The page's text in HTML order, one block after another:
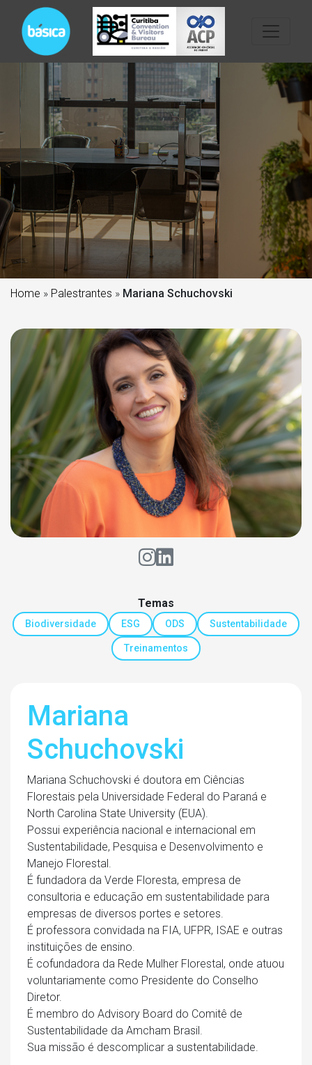
Home » Palestrantes » Mariana Schuchovski
Temas
Biodiversidade ESG ODS Sustentabilidade
Treinamentos
Mariana
Schuchovski
Mariana Schuchovski é doutora em Ciências
Florestais pela Universidade Federal do Paraná e
North Carolina State University (EUA).
Possui experiência nacional e internacional em
Sustentabilidade, Pesquisa e Desenvolvimento e
Manejo Florestal.
É fundadora da Verde Floresta, empresa de
consultoria e educação em sustentabilidade para
empresas de diversos portes e setores.
É professora convidada na FIA, UFPR, ISAE e outras
instituições de ensino.
É cofundadora da Rede Mulher Florestal, onde atuou
voluntariamente como Presidente do Conselho
Diretor.
É membro do Advisory Board do Comitê de
Sustentabilidade da Amcham Brasil.
Sua missão é descomplicar a sustentabilidade.